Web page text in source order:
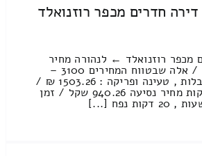
חדרים מכפר רוזנואלד
מכפר רוזנואלד ← לנהורה מחיר
מחירון: 2516.83 ₪ / אלה שבטווח המחירים 3100 –
2300 ₪ עבודות סבלות , טעינה ופריקה : 1503.26 ₪ /
זמן : 1 שעות 50 דקות מחיר נסיעה 940.26 שקל / זמן